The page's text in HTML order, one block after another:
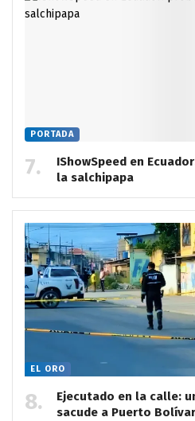
PORTADA
IShowSpeed en
la salchipapa
EL ORO
Ejecutado en la calle:
sacude a Puerto Bolívar